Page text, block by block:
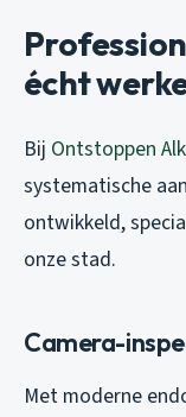
écht
Bij Ontstoppen
systematische
ontwikkeld,
onze stad.
Camera-
Met moderne